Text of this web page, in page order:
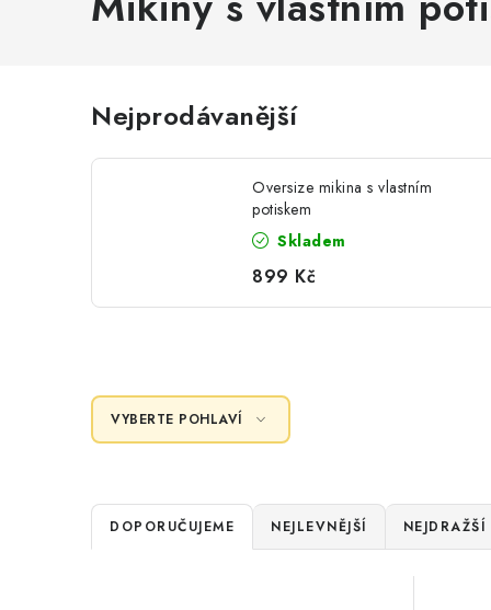
Nejprodávanější
Oversize mikina s vlastním
potiskem
Skladem
899 Kč
VYBERTE POHLAVÍ
Ř
a
DOPORUČUJEME NEJLEVNĚJŠÍ NEJDRAŽŠÍ